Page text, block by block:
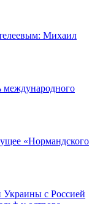
Михаил
международного
«Нормандского
с Россией